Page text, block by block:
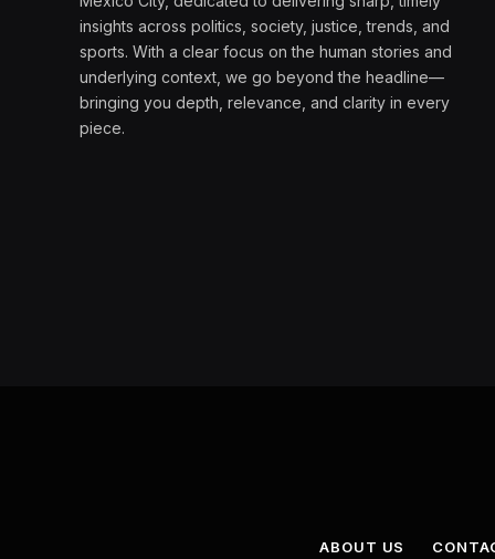
insights across politics, society, justice, trends, and
sports. With a clear focus on the human stories and
underlying context, we go beyond the headline—
bringing you depth, relevance, and clarity in every
piece.
ABOUT US